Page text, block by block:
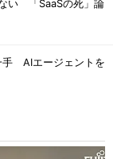
い 「SaaSの死」論
手 AIエージェントを